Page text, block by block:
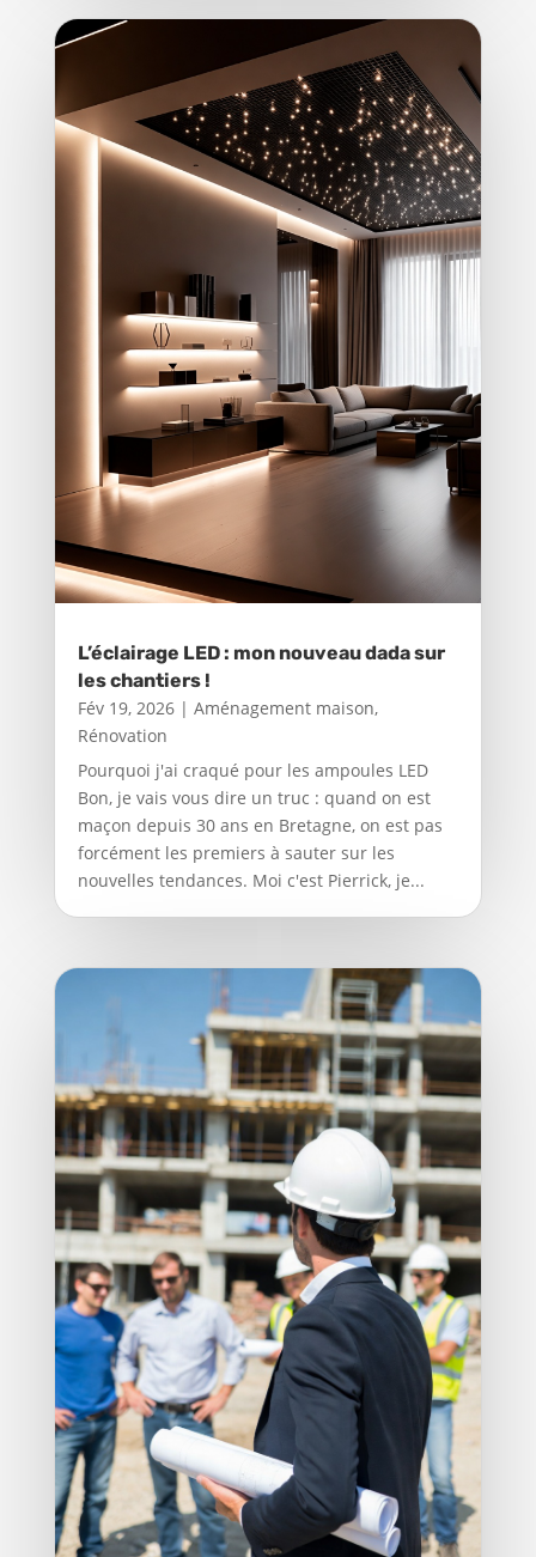
L’éclairage LED : mon nouveau dada sur
les chantiers !
Fév 19, 2026| Aménagement maison,
Rénovation
Pourquoi j'ai craqué pour les ampoules LED
Bon, je vais vous dire un truc : quand on est
maçon depuis 30 ans en Bretagne, on est pas
forcément les premiers à sauter sur les
nouvelles tendances. Moi c'est Pierrick, je...